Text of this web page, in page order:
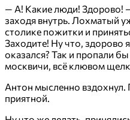
— А! Какие люди! Здорово!
заходя внутрь. Лохматый
столике пожитки и
Заходите! Ну что, здорово
оказался? Так и пропали
москвичи, всё клювом
Антон мысленно
приятной.